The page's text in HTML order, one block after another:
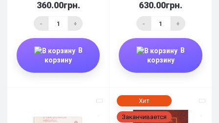
360.00грн.
- +
В
корзину
630.00грн.
- +
В
корзину
Хит
Заканчивается